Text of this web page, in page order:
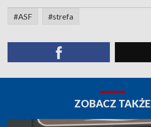
#ASF #strefa
ZOBACZ TAKŻE